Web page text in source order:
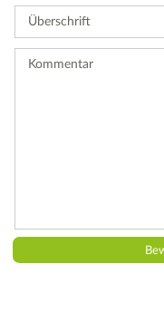
eine